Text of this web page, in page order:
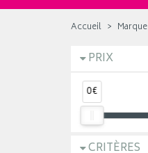
Accueil Marque
PRIX
0€
CRITÈRES